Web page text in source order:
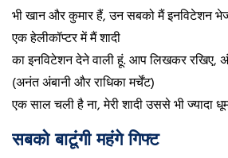
भी खान और कुमार हैं, उन सबको मैं इनविटेशन
एक हेलीकॉप्टर में मैं शादी
का इनविटेशन देने वाली हूं. आप लिखकर रखिए,
(अनंत अंबानी और राधिका मर्चेंट)
एक साल चली है ना, मेरी शादी उससे भी ज्यादा
सबको बाटूंगी महंगे गिफ्ट